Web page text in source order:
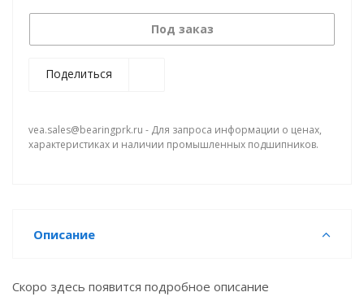
Под заказ
Поделиться
vea.sales@bearingprk.ru - Для запроса информации о ценах,
характеристиках и наличии промышленных подшипников.
Описание
Скоро здесь появится подробное описание